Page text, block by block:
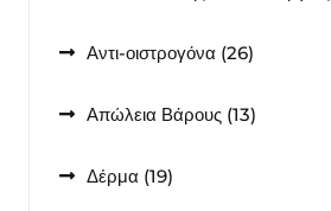
Αντι-οιστρογόνα 2626
Απώλεια Βάρους 1313
Δέρμα 1919